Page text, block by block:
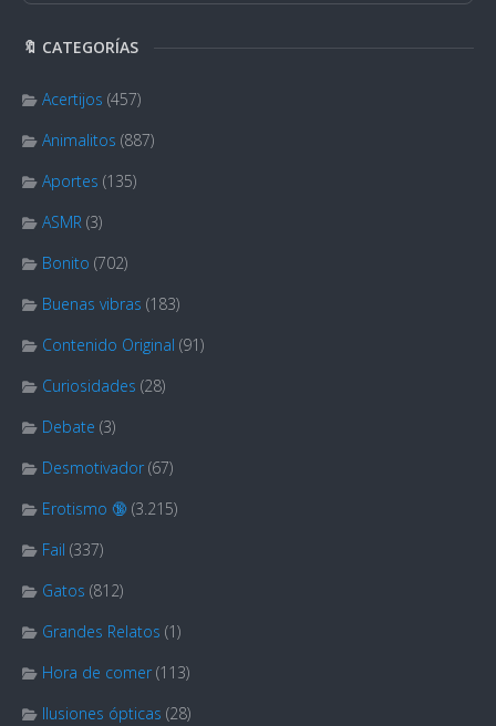
🔖 CATEGORÍAS
Acertijos (457)
Animalitos (887)
Aportes (135)
ASMR (3)
Bonito (702)
Buenas vibras (183)
Contenido Original (91)
Curiosidades (28)
Debate (3)
Desmotivador (67)
Erotismo 🔞 (3.215)
Fail (337)
Gatos (812)
Grandes Relatos (1)
Hora de comer (113)
Ilusiones ópticas (28)